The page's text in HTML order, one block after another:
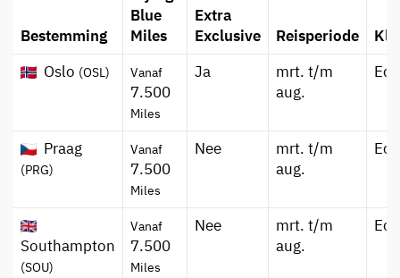
Bestemming
Blue
Miles
Extra
Exclusive
Reisperiode
Oslo (OSL) Vanaf
7.500
Miles
Ja
mrt. t/m
aug.
Praag
(PRG)
Vanaf
7.500
Miles
Nee
mrt. t/m
aug.
Southampton
(SOU)
Vanaf
7.500
Miles
Nee
mrt. t/m
aug.